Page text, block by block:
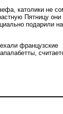
католики не
Пятницу
подарили
французские